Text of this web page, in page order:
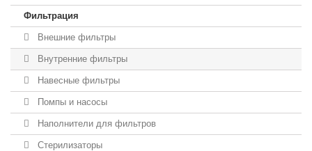
Фильтрация
Внешние фильтры
Внутренние фильтры
Навесные фильтры
Помпы и насосы
Наполнители для фильтров
Стерилизаторы